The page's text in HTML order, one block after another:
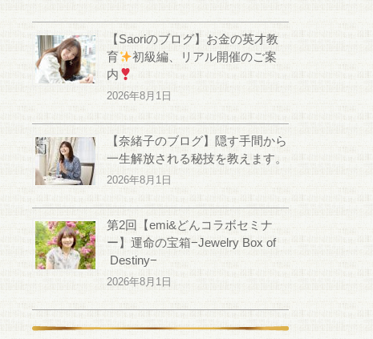
【Saoriのブログ】お金の英才教
育
初級編、リアル開催のご案
内
2026年8月1日
【奈緒子のブログ】隠す手間から
一生解放される秘技を教えます。
2026年8月1日
第2回【emi&どんコラボセミナ
ー】運命の宝箱−Jewelry Box of
Destiny−
2026年8月1日